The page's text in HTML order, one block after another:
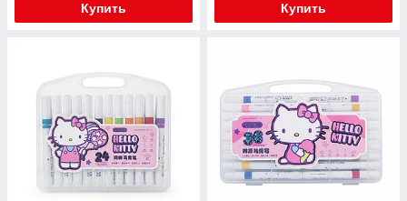
Купить Купить